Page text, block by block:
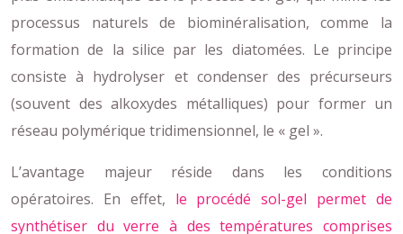
processus naturels de biominéralisation, comme la
formation de la silice par les diatomées. Le principe
consiste à hydrolyser et condenser des précurseurs
(souvent des alkoxydes métalliques) pour former un
réseau polymérique tridimensionnel, le « gel ».
L’avantage majeur réside dans les conditions
opératoires. En effet, le procédé sol-gel permet de
synthétiser du verre à des températures comprises